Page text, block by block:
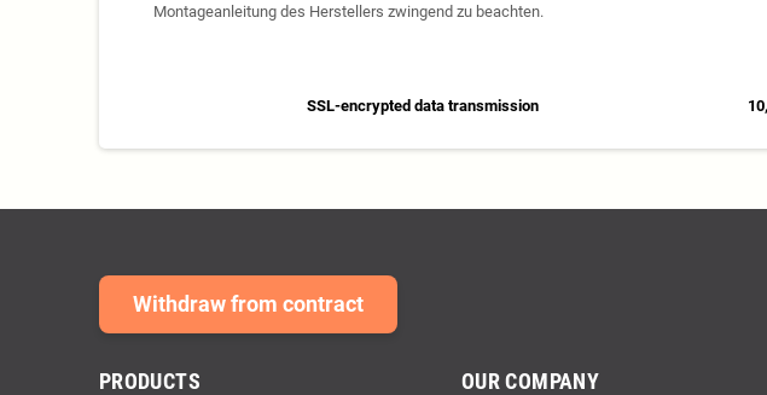
Montageanleitung des Herstellers zwingend zu beachten.
SSL-encrypted data transmission
Withdraw from contract
PRODUCTS OUR COMPANY